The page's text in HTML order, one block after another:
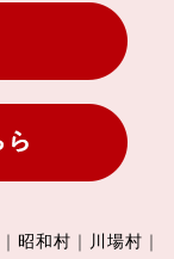
｜ 昭和村 ｜ 川場村 ｜